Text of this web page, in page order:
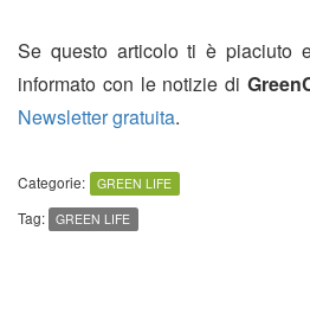
Se questo articolo ti è piaciuto
informato con le notizie di
Newsletter gratuita.
Categorie: GREEN LIFE
Tag: GREEN LIFE